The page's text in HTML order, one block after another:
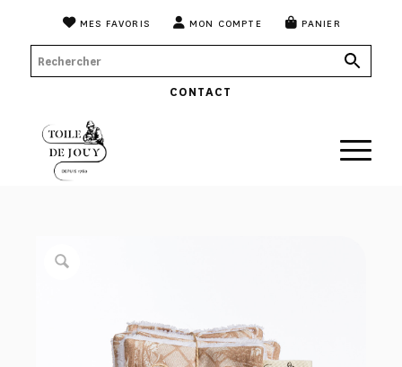
MES FAVORIS MON COMPTE PANIER
CONTACT